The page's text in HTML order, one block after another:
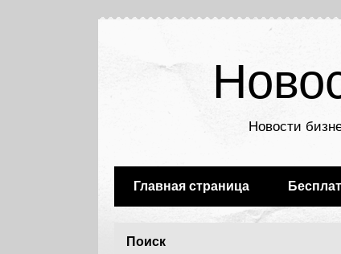
Новости
Главная страница
Поиск